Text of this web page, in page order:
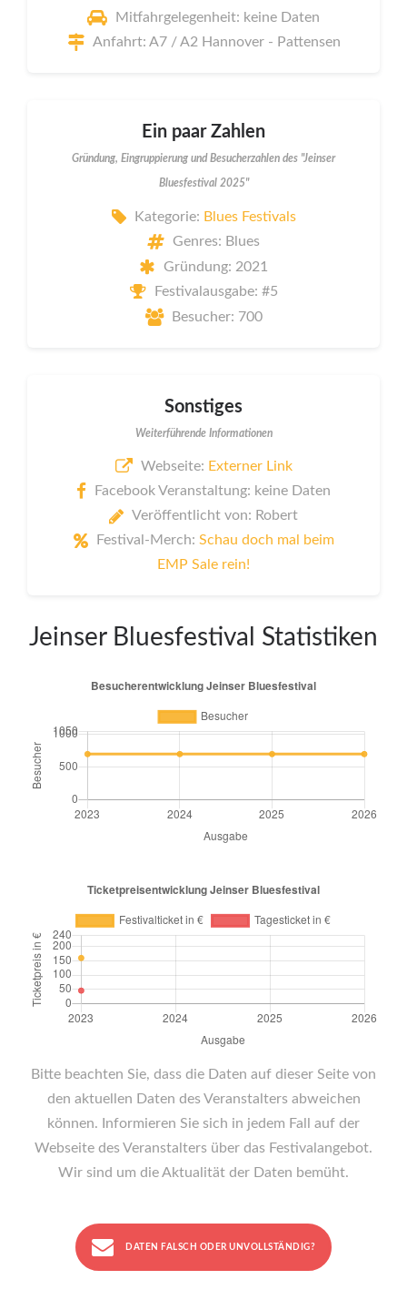
Mitfahrgelegenheit: keine Daten
Anfahrt: A7 / A2 Hannover - Pattensen
Ein paar Zahlen
Gründung, Eingruppierung und Besucherzahlen des "Jeinser
Bluesfestival 2025"
Kategorie: Blues Festivals
Genres: Blues
Gründung: 2021
Festivalausgabe: #5
Besucher: 700
Sonstiges
Weiterführende Informationen
Webseite: Externer Link
Facebook Veranstaltung: keine Daten
Veröffentlicht von: Robert
Festival-Merch: Schau doch mal beim
EMP Sale rein!
Jeinser Bluesfestival Statistiken
Bitte beachten Sie, dass die Daten auf dieser Seite von
den aktuellen Daten des Veranstalters abweichen
können. Informieren Sie sich in jedem Fall auf der
Webseite des Veranstalters über das Festivalangebot.
Wir sind um die Aktualität der Daten bemüht.
DATEN FALSCH ODER UNVOLLSTÄNDIG?